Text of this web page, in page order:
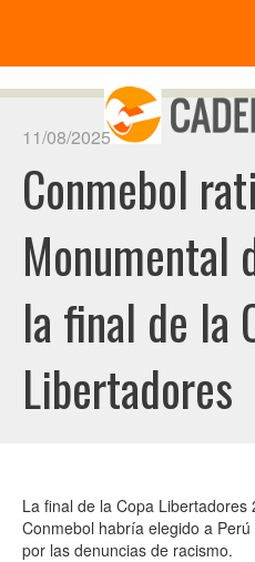
11/08/2025
Conmebol
Monumental
la final de la
Libertadores
La final de la Copa
Conmebol habría elegido a
por las denuncias de racismo.